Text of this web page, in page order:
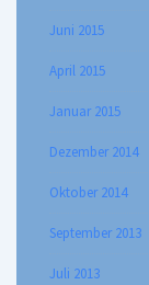
Juni 2015
April 2015
Januar 2015
Dezember 2014
Oktober 2014
September 2013
Juli 2013